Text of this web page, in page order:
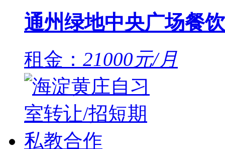
通州绿地中央广场餐
租金： 21000元/月